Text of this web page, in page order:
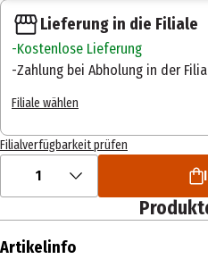
Lieferung in die Filiale
Kostenlose Lieferung
Zahlung bei Abholung in der
Filiale wählen
Filialverfügbarkeit prüfen
1
Artikelinfo